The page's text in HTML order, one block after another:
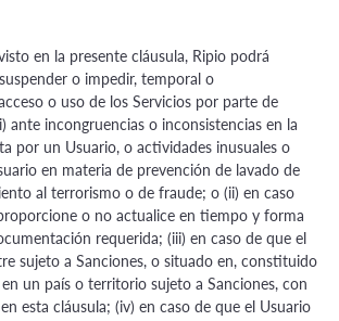
en la presente cláusula, Ripio podrá
o impedir, temporal o
o uso de los Servicios por parte de
ante incongruencias o inconsistencias en la
por un Usuario, o actividades inusuales o
en materia de prevención de lavado de
al terrorismo o de fraude; o (ii) en caso
o no actualice en tiempo y forma
requerida; (iii) en caso de que el
sujeto a Sanciones, o situado en, constituido
un país o territorio sujeto a Sanciones, con
esta cláusula; (iv) en caso de que el Usuario